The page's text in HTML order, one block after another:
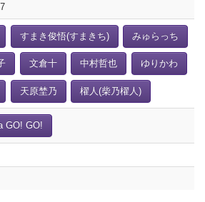
すまき俊悟(すまきち) みゅらっち
文倉十 中村哲也 ゆりかわ
天原埜乃 櫂人(柴乃櫂人)
GO! GO!